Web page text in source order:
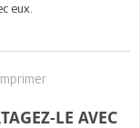
eux.
LE AVEC